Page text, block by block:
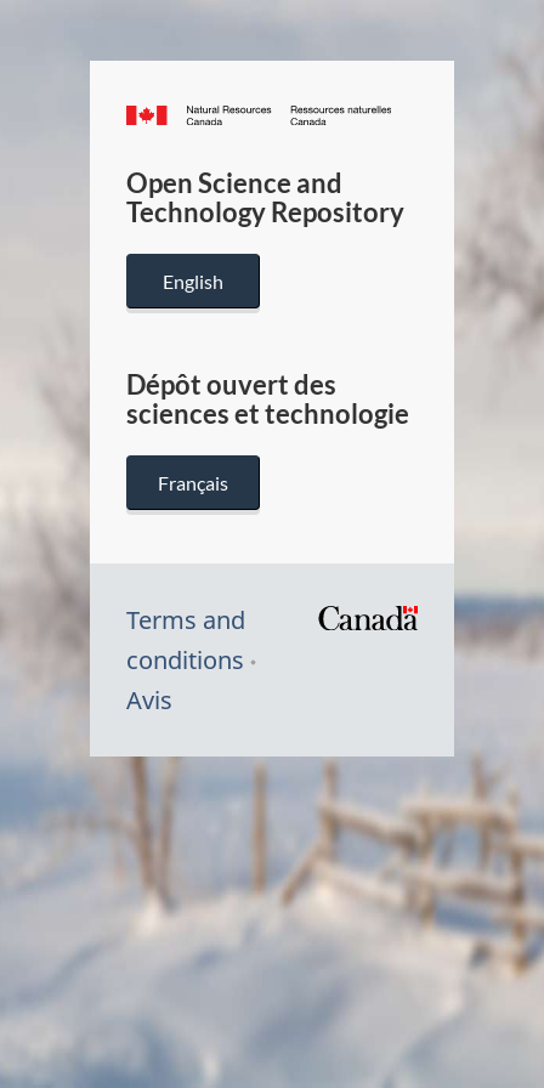
Canada.ca
/
Canada
Open Science and
Technology Repository
English
Dépôt ouvert des
sciences et technologie
Français
Terms and
conditions
Avis
Symbole
Canada